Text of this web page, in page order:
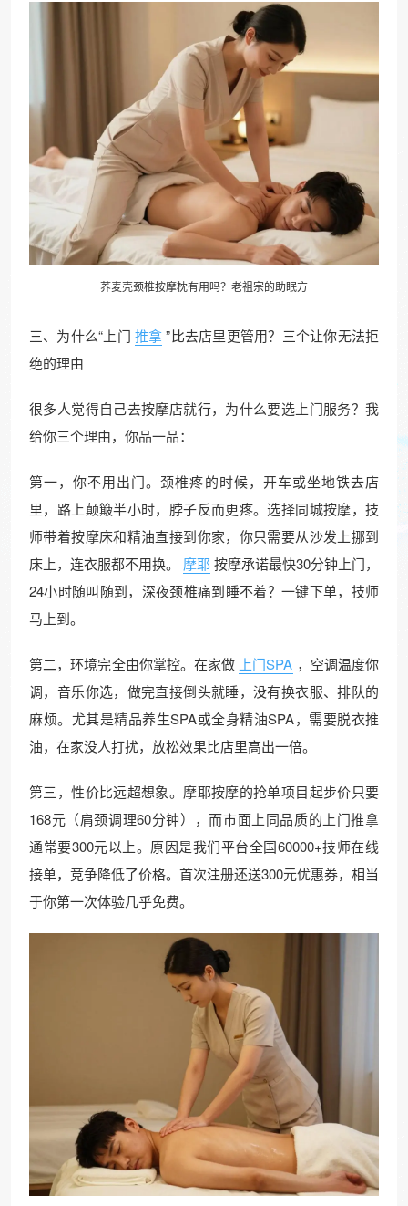
荞麦壳颈椎按摩枕有用吗？老祖宗的助眠方
三、为什么“上门 推拿 ”比去店里更管用？三个让你无法拒
绝的理由
很多人觉得自己去按摩店就行，为什么要选上门服务？我
给你三个理由，你品一品：
第一，你不用出门。颈椎疼的时候，开车或坐地铁去店
里，路上颠簸半小时，脖子反而更疼。选择同城按摩，技
师带着按摩床和精油直接到你家，你只需要从沙发上挪到
床上，连衣服都不用换。
摩耶按摩承诺最快30分钟上门，
24小时随叫随到，深夜颈椎痛到睡不着？一键下单，技师
马上到。
第二，环境完全由你掌控。在家做 上门SPA ，空调温度你
调，音乐你选，做完直接倒头就睡，没有换衣服、排队的
麻烦。尤其是精品养生SPA或全身精油SPA，需要脱衣推
油，在家没人打扰，放松效果比店里高出一倍。
第三，性价比远超想象。摩耶按摩的抢单项目起步价只要
168元（肩颈调理60分钟），而市面上同品质的上门推拿
通常要300元以上。原因是我们平台全国60000+技师在线
接单，竞争降低了价格。首次注册还送300元优惠券，相当
于你第一次体验几乎免费。